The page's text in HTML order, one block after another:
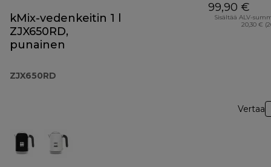
kMix-vedenkeitin 1 l
ZJX650RD,
punainen
ZJX650RD
99,90 €
Sisältää ALV-
20,30 €
Vertaa